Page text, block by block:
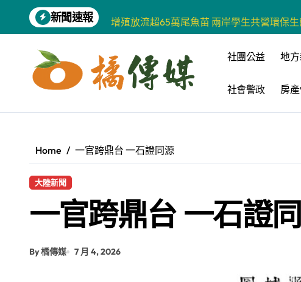
content
新聞速報
增殖放流超65萬尾魚苗 兩岸學生共營環保
柯志恩競選網站正式上線 打造數位選戰新平
兩岸青年齊聚福州共話農文旅融合發展
藍綠市長參選人對無人載具條例互批 柯志
雅安 天府之肺裡的安逸密碼 一座被時光偏
高科大機電系與日本愛媛大學跨校合作 並感
社團公益 地
社會警政 房
Home 一官跨鼎台 一石證同源
大陸新聞
一官跨鼎台 一石證
By 橘傳媒 7 月 4, 2026